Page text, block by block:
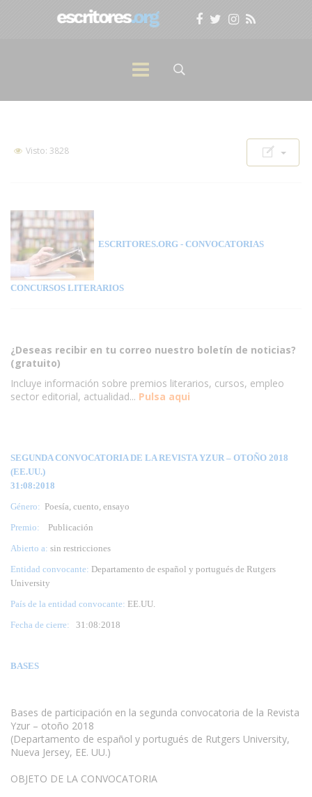
Visto: 3828
ESCRITORES.ORG - CONVOCATORIAS
CONCURSOS LITERARIOS
¿Deseas recibir en tu correo nuestro boletín de noticias?
(gratuito)
Incluye información sobre premios literarios, cursos, empleo
sector editorial, actualidad... Pulsa aqui
SEGUNDA CONVOCATORIA DE LA REVISTA YZUR – OTOÑO 2018
(EE.UU.)
31:08:2018
Género: Poesía, cuento, ensayo
Premio:
Publicación
Abierto a: sin restricciones
Entidad convocante: Departamento de español y portugués de Rutgers
University
País de la entidad convocante: EE.UU.
Fecha de cierre: 31 :08:2018
BASES
Bases de participación en la segunda convocatoria de la Revista
Yzur – otoño 2018
(Departamento de español y portugués de Rutgers University,
Nueva Jersey, EE. UU.)
OBJETO DE LA CONVOCATORIA